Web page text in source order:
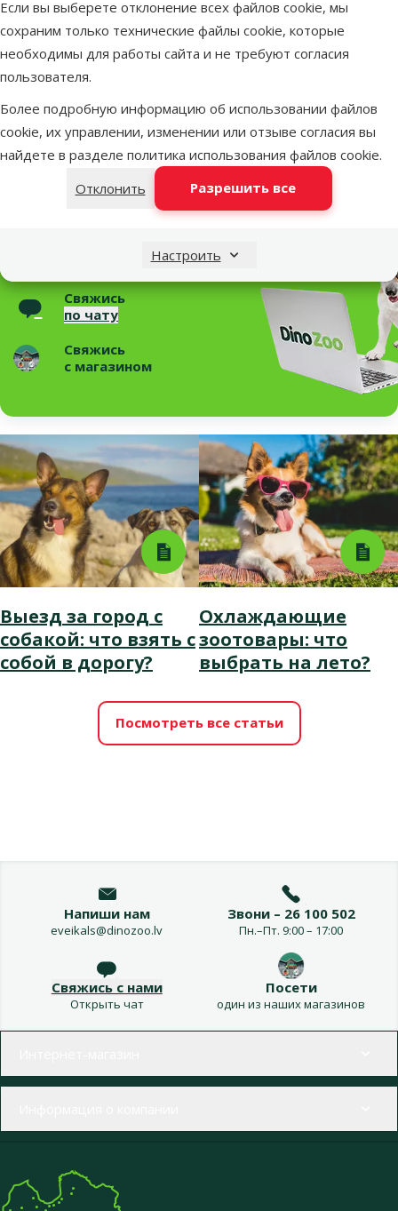
Если вы выберете отклонение всех файлов cookie, мы
сохраним только технические файлы cookie, которые
необходимы для работы сайта и не требуют согласия
пользователя.
Более подробную информацию об использовании файлов
cookie, их управлении, изменении или отзыве согласия вы
найдете в разделе политика использования файлов cookie.
Отклонить
Разрешить все
Настроить
Длина
Съемный чехол
Съемная подушка
Бренд
EAN
5060319931964
Статьи и советы
Необходима помощь?
Свяжись с нами, мы поможем!
Пн.–Пт. 9:00 – 17:00
Свяжись
по чату
Свяжись
с магазином
Выезд за город с
собакой: что взять с
собой в дорогу?
Охлаждающие
зоотовары: что
выбрать на лето?
Посмотреть все статьи
Напиши нам
eveikals@dinozoo.lv
Звони – 26 100 502
Пн.–Пт. 9:00 – 17:00
Свяжись с нами
Открыть чат
Посети
один из наших магазинов